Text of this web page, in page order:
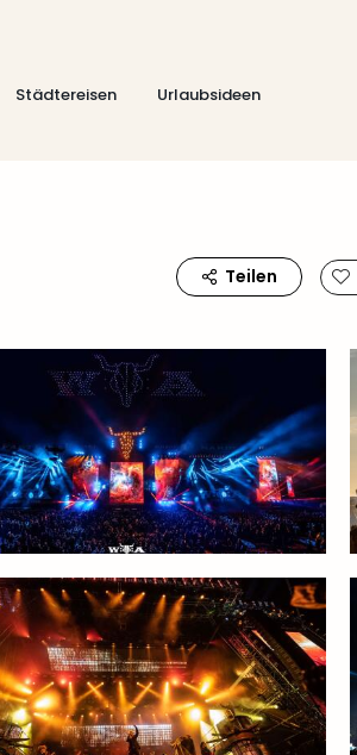
Städtereisen
Urlaubsideen
Teilen